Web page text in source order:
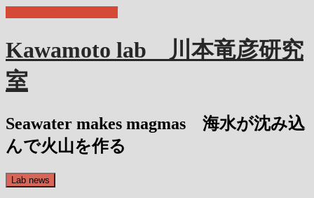
Kawamoto lab 川本竜彦研究
室
Seawater makes magmas 海水が沈み込
んで火山を作る
Lab news